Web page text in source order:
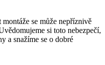
se může nepříznivě
si toto nebezpečí,
a snažíme se o dobré